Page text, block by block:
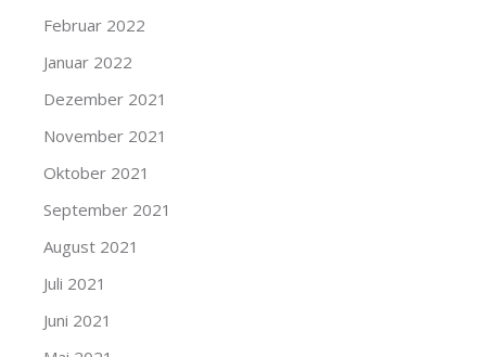
Februar 2022
Januar 2022
Dezember 2021
November 2021
Oktober 2021
September 2021
August 2021
Juli 2021
Juni 2021